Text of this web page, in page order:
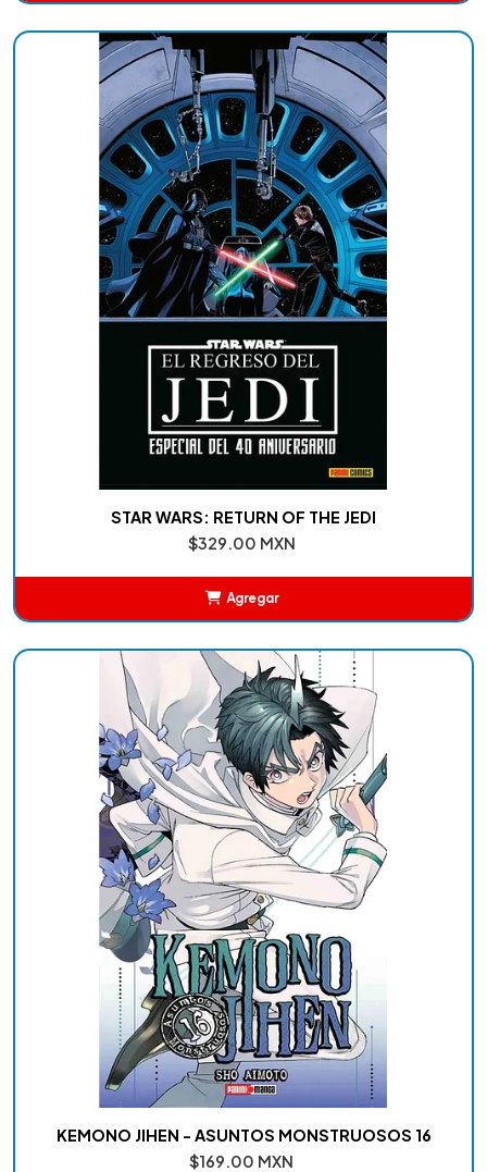
STAR WARS: RETURN OF THE JEDI
$329.00 MXN
Agregar
KEMONO JIHEN - ASUNTOS MONSTRUOSOS 16
$169.00 MXN